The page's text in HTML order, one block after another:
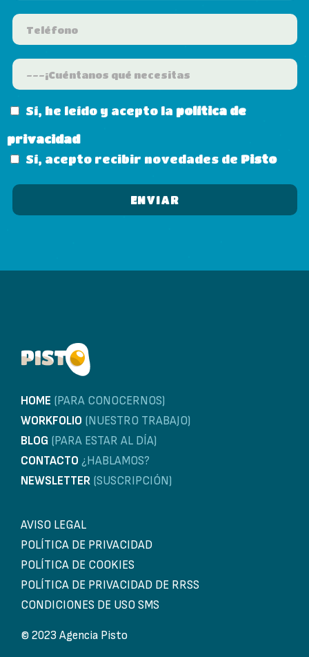
Sí, he leído y acepto la política de
privacidad
Sí, acepto recibir novedades de Pisto
HOME (PARA CONOCERNOS)
WORKFOLIO (NUESTRO TRABAJO)
BLOG (PARA ESTAR AL DÍA)
CONTACTO ¿HABLAMOS?
NEWSLETTER (SUSCRIPCIÓN)
AVISO LEGAL
POLÍTICA DE PRIVACIDAD
POLÍTICA DE COOKIES
POLÍTICA DE PRIVACIDAD DE RRSS
CONDICIONES DE USO SMS
© 2023 Agencia Pisto